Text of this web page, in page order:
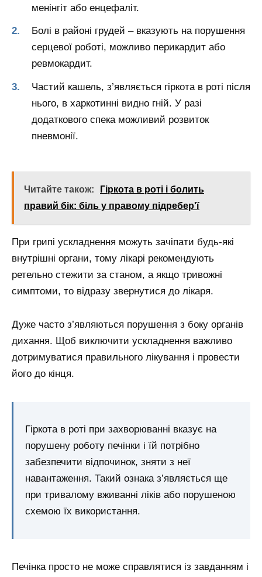
менінгіт або енцефаліт.
Болі в районі грудей – вказують на порушення
серцевої роботі, можливо перикардит або
ревмокардит.
Частий кашель, з’являється гіркота в роті після
нього, в харкотинні видно гній. У разі
додаткового спека можливий розвиток
пневмонії.
Читайте також:
Гіркота в роті і болить
правий бік: біль у правому підребер'ї
При грипі ускладнення можуть зачіпати будь-які
внутрішні органи, тому лікарі рекомендують
ретельно стежити за станом, а якщо тривожні
симптоми, то відразу звернутися до лікаря.
Дуже часто з’являються порушення з боку органів
дихання. Щоб виключити ускладнення важливо
дотримуватися правильного лікування і провести
його до кінця.
Гіркота в роті при захворюванні вказує на
порушену роботу печінки і їй потрібно
забезпечити відпочинок, зняти з неї
навантаження. Такий ознака з’являється ще
при тривалому вживанні ліків або порушеною
схемою їх використання.
Печінка просто не може справлятися із завданням і